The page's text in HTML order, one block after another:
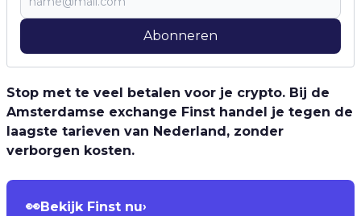
Abonneren
Stop met te veel betalen voor je crypto. Bij de
Amsterdamse exchange Finst handel je tegen de
laagste tarieven van Nederland, zonder
verborgen kosten.
👀Bekijk Finst nu›